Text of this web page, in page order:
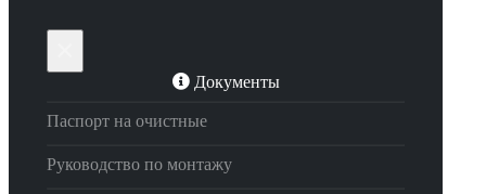
Документы
Паспорт на очистные
Руководство по монтажу